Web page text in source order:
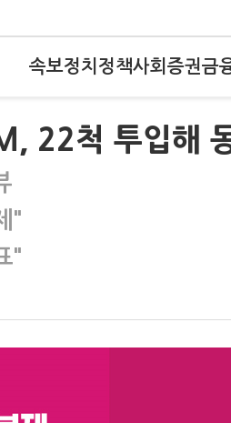
속보정치 정책사회 증권금
22척 투입해
"
"